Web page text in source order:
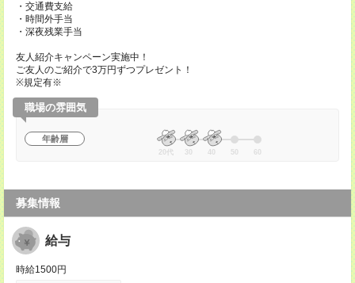
・交通費支給
・時間外手当
・深夜残業手当
友人紹介キャンペーン実施中！
ご友人のご紹介で3万円ずつプレゼント！
※規定有※
職場の雰囲気
年齢層
20代 30 40 50 60
募集情報
給与
時給1500円